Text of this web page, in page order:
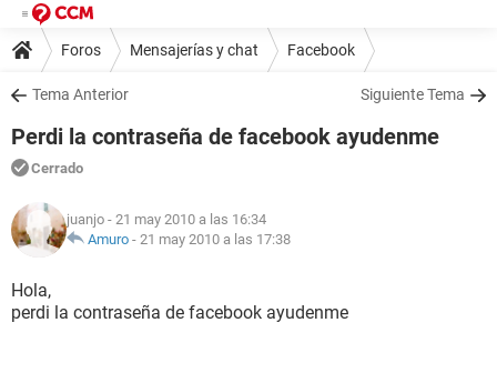
Foros Mensajerías y chat Facebook
Tema Anterior Siguiente Tema
Perdi la contraseña de facebook ayudenme
Cerrado
juanjo - 21 may 2010 a las 16:34
Amuro - 21 may 2010 a las 17:38
Hola,
perdi la contraseña de facebook ayudenme